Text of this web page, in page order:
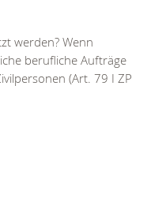
werden? Wenn
berufliche Aufträge
(Art. 79 I ZP